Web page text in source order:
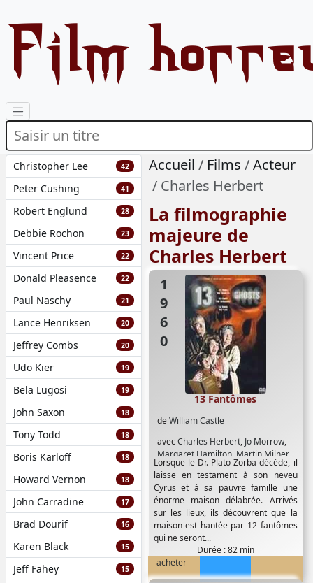
Film
Christopher Lee 42
Peter Cushing 41
Robert Englund 28
Debbie Rochon 23
Vincent Price 22
Donald Pleasence 22
Paul Naschy 21
Lance Henriksen 20
Jeffrey Combs 20
Udo Kier 19
Bela Lugosi 19
John Saxon 18
Tony Todd 18
Boris Karloff 18
Howard Vernon 18
John Carradine 17
Brad Dourif 16
Karen Black 15
Jeff Fahey 15
Accueil Films
Acteur
Charles Herbert
La filmographie
majeure de
Charles Herbert
1960
deWilliam Castle
avecCharles Herbert, Jo Morrow,
Margaret Hamilton, Martin Milner
13 Fantômes
Lorsque le Dr. Plato Zorba décède, il
laisse en testament à son neveu
Cyrus et à sa pauvre famille une
énorme maison délabrée. Arrivés
sur les lieux, ils découvrent que la
maison est hantée par 12 fantômes
qui ne seront...
Durée : 82 min
acheter